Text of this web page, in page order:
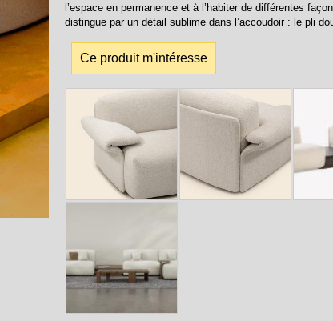
l’espace en permanence et à l’habiter de différentes
distingue par un détail sublime dans l’accoudoir : le pli
Ce produit m'intéresse